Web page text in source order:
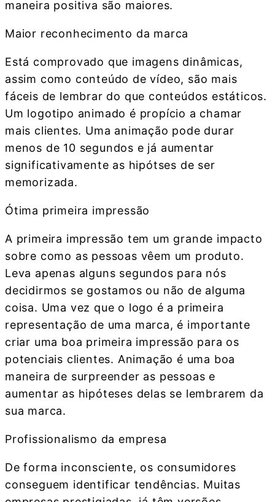
maneira positiva são maiores.
Maior reconhecimento da marca
Está comprovado que imagens dinâmicas,
assim como conteúdo de vídeo, são mais
fáceis de lembrar do que conteúdos estáticos.
Um logotipo animado é propício a chamar
mais clientes. Uma animação pode durar
menos de 10 segundos e já aumentar
significativamente as hipótses de ser
memorizada.
Ótima primeira impressão
A primeira impressão tem um grande impacto
sobre como as pessoas vêem um produto.
Leva apenas alguns segundos para nós
decidirmos se gostamos ou não de alguma
coisa. Uma vez que o logo é a primeira
representação de uma marca, é importante
criar uma boa primeira impressão para os
potenciais clientes. Animação é uma boa
maneira de surpreender as pessoas e
aumentar as hipóteses delas se lembrarem da
sua marca.
Profissionalismo da empresa
De forma inconsciente, os consumidores
conseguem identificar tendências. Muitas